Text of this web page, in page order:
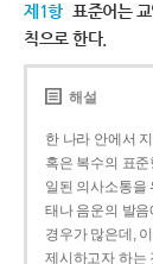
제1항 표준어는
칙으로 한다.
해설
한 나라 안에서
혹은 복수의 표
일된 의사소통을
태나 음운의 발
경우가 많은데,
제시하고자 하는